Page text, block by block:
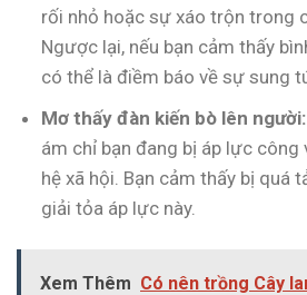
rối nhỏ hoặc sự xáo trộn trong
Ngược lại, nếu bạn cảm thấy
có thể là điềm báo về sự sung
Mơ thấy đàn kiến bò lên người:
ám chỉ bạn đang bị áp lực công
hệ xã hội. Bạn cảm thấy bị quá
giải tỏa áp lực này.
Xem Thêm Có nên trồng Cây